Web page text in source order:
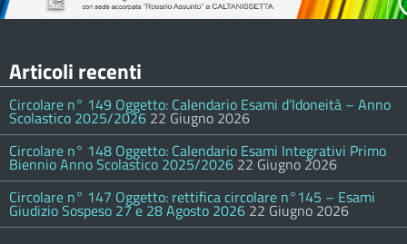
Articoli recenti
Circolare n° 149 Oggetto: Calendario Esami d’Idoneità – Anno
Scolastico 2025/2026 22 Giugno 2026
Circolare n° 148 Oggetto: Calendario Esami Integrativi Primo
Biennio Anno Scolastico 2025/2026 22 Giugno 2026
Circolare n° 147 Oggetto: rettifica circolare n°145 – Esami
Giudizio Sospeso 27 e 28 Agosto 2026 22 Giugno 2026